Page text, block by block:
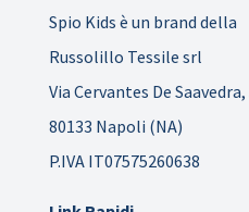
Spio Kids è un brand della
Russolillo Tessile srl
Via Cervantes De Saavedra,
80133 Napoli (NA)
P.IVA IT07575260638